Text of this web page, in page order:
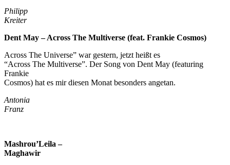
Philipp
Kreiter
Dent May – Across The Multiverse (feat. Frankie Cosmos)
Across The Universe” war gestern, jetzt heißt es
“Across The Multiverse”. Der Song von Dent May (featuring
Frankie
Cosmos) hat es mir diesen Monat besonders angetan.
Antonia
Franz
Mashrou’Leila –
Maghawir